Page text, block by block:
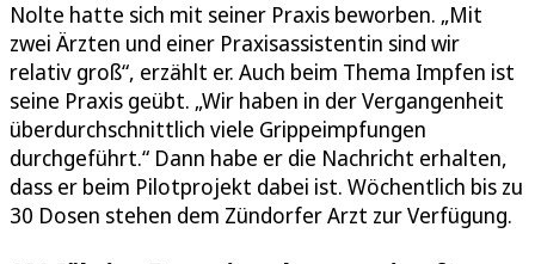
Nolte hatte sich mit seiner Praxis beworben. „Mit
zwei Ärzten und einer Praxisassistentin sind wir
relativ groß“, erzählt er. Auch beim Thema Impfen ist
seine Praxis geübt. „Wir haben in der Vergangenheit
überdurchschnittlich viele Grippeimpfungen
durchgeführt.“ Dann habe er die Nachricht erhalten,
dass er beim Pilotprojekt dabei ist. Wöchentlich bis zu
30 Dosen stehen dem Zündorfer Arzt zur Verfügung.